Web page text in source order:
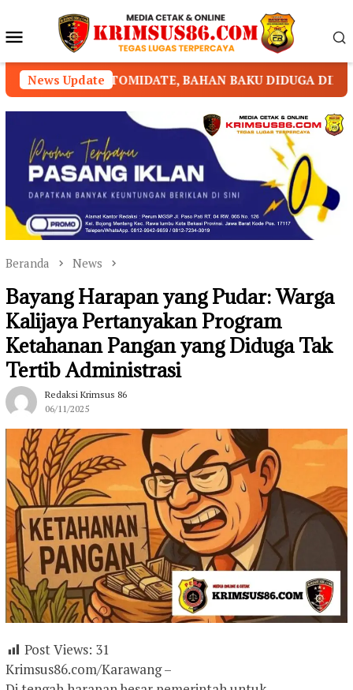
konten Menu
Mobile
News Update
BAHAN BAKU DIDUGA DIPASOK DARI KAMBOJA
Beranda News
Bayang Harapan yang Pudar: Warga
Kalijaya Pertanyakan Program
Ketahanan Pangan yang Diduga Tak
Tertib Administrasi
Redaksi Krimsus 86
06/11/2025
Post Views: 31
Krimsus86.com/Karawang –